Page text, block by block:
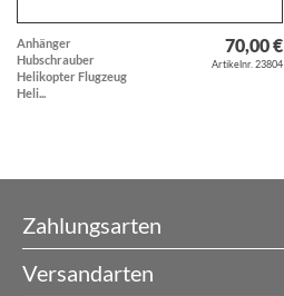
Anhänger
Hubschrauber
Helikopter Flugzeug
Heli...
70,00 €
Artikelnr. 23804
Zahlungsarten
Versandarten